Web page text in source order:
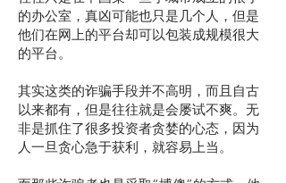
的办公室，真凶可能也只是几个人，但是
他们在网上的平台却可以包装成规模很大
的平台。
其实这类的诈骗手段并不高明，而且自古
以来都有，但是往往就是会屡试不爽。无
非是抓住了很多投资者贪婪的心态，因为
人一旦贪心急于获利，就容易上当。